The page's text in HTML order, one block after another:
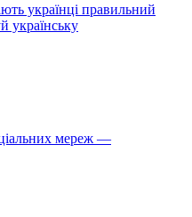
українці правильний
українську
мереж —